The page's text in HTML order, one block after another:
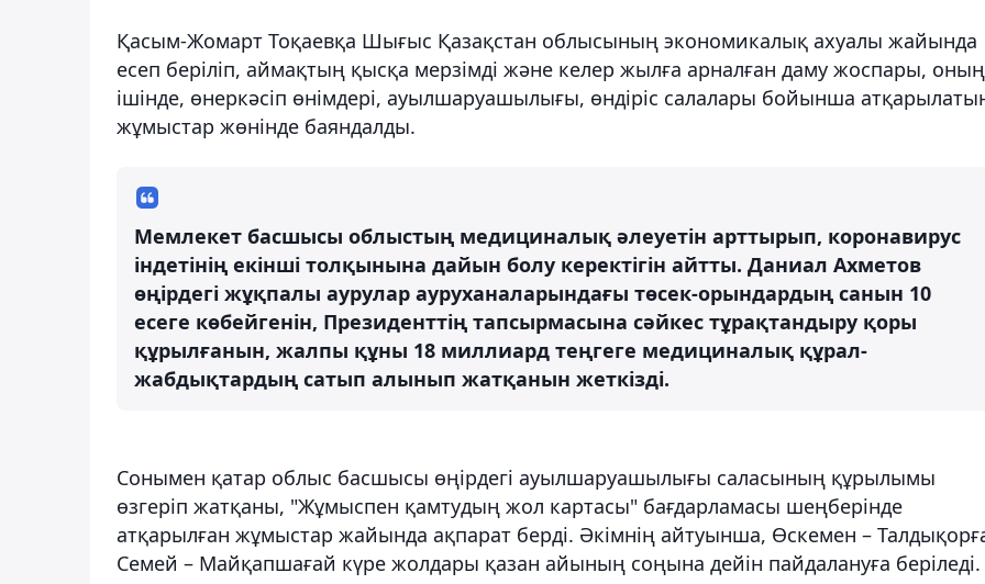
Қасым-Жомарт Тоқаевқа Шығыс Қазақстан облысының экономикалық ахуалы жайында
есеп беріліп, аймақтың қысқа мерзімді және келер жылға арналған даму жоспары, оның
ішінде, өнеркәсіп өнімдері, ауылшаруашылығы, өндіріс салалары бойынша
жұмыстар жөнінде баяндалды.
Мемлекет басшысы облыстың медициналық әлеуетін арттырып, коронавирус
індетінің екінші толқынына дайын болу керектігін айтты. Даниал Ахметов
өңірдегі жұқпалы аурулар ауруханаларындағы төсек-орындардың санын 10
есеге көбейгенін, Президенттің тапсырмасына сәйкес тұрақтандыру қоры
құрылғанын, жалпы құны 18 миллиард теңгеге медициналық құрал-
жабдықтардың сатып алынып жатқанын жеткізді.
Сонымен қатар облыс басшысы өңірдегі ауылшаруашылығы саласының құрылымы
өзгеріп жатқаны, "Жұмыспен қамтудың жол картасы" бағдарламасы шеңберінде
атқарылған жұмыстар жайында ақпарат берді. Әкімнің айтуынша, Өскемен –
Семей – Майқапшағай күре жолдары қазан айының соңына дейін пайдалануға беріледі.